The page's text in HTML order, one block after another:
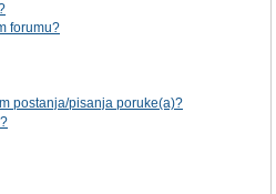
forumu?
postanja/pisanja poruke(a)?